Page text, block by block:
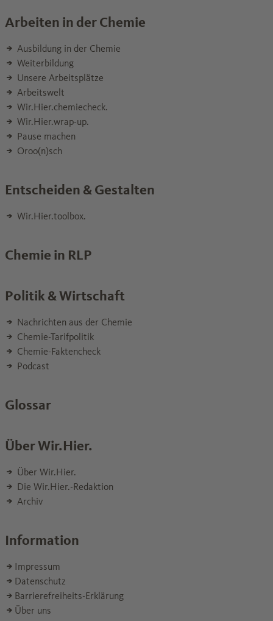
Arbeiten in der Chemie
Ausbildung in der Chemie
Weiterbildung
Unsere Arbeitsplätze
Arbeitswelt
Wir.Hier.chemiecheck.
Wir.Hier.wrap-up.
Pause machen
Oroo(n)sch
Entscheiden & Gestalten
Wir.Hier.toolbox.
Chemie in RLP
Politik & Wirtschaft
Nachrichten aus der Chemie
Chemie-Tarifpolitik
Chemie-Faktencheck
Podcast
Glossar
Über Wir.Hier.
Über Wir.Hier.
Die Wir.Hier.-Redaktion
Archiv
Information
Impressum
Datenschutz
Barrierefreiheits-Erklärung
Über uns